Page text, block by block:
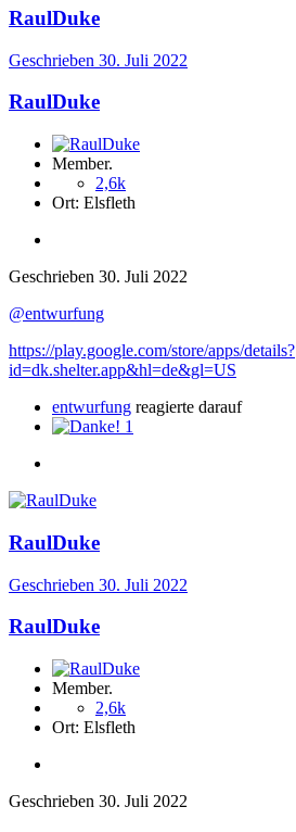
RaulDuke
Geschrieben 30. Juli 2022
RaulDuke
Member.
2,6k
Ort: Elsfleth
Geschrieben 30. Juli 2022
@entwurfung
https://play.google.com/store/apps/details?
id=dk.shelter.app&hl=de&gl=US
entwurfung reagierte darauf
1
RaulDuke
Geschrieben 30. Juli 2022
RaulDuke
Member.
2,6k
Ort: Elsfleth
Geschrieben 30. Juli 2022